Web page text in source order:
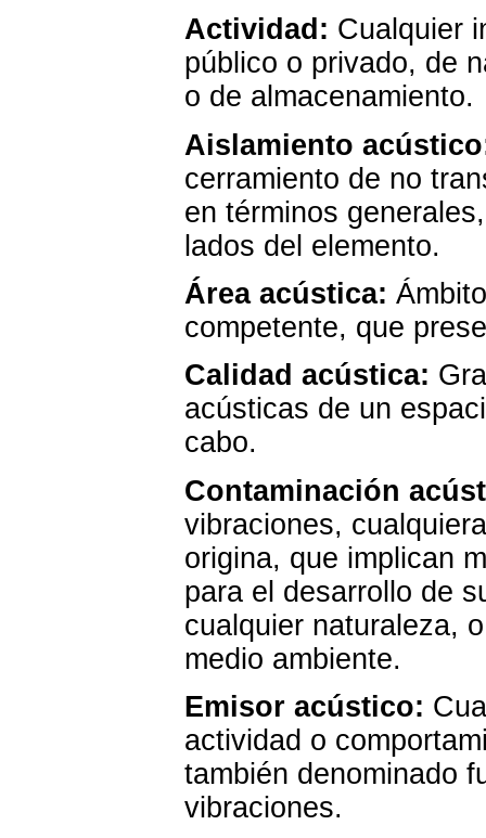
Actividad: Cualquier
público o privado, de
o de almacenamiento.
Aislamiento
cerramiento de no
en términos
lados del elemento.
Área acústica:
competente, que
Calidad acústica:
acústicas de un
cabo.
Contaminación
vibraciones,
origina, que implican
para el desarrollo de
cualquier naturaleza,
medio ambiente.
Emisor acústico:
actividad o
también denominado
vibraciones.